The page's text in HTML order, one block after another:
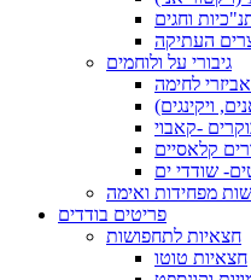
וחגים
העתיקה
גיבורי על ולוחמים
לחימה
ויקינגים)
-קאבוי
קלאסיים
שודדי ים
מפחידות ואימה
פריטים בודדים
חצאיות לתחפושות
חצאיות טוטו